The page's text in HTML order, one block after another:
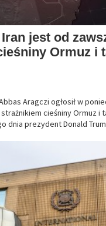
jest od
Ormuz i
Aragczi ogłosił w
cieśniny Ormuz i
dnia prezydent Donald